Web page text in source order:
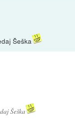
Šeška
Šeška